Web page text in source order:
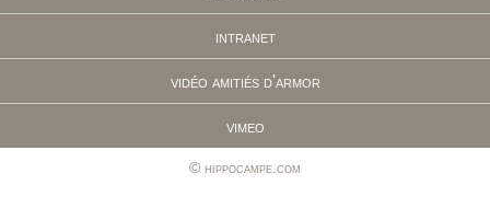
intranet
vidéo amitiés d'armor
vimeo
hippocampe.com